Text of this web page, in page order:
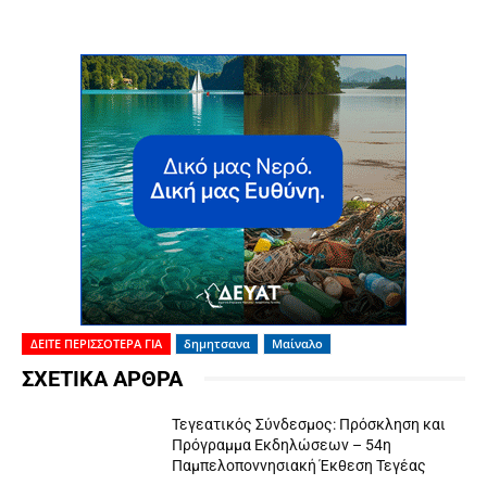
ΔΕΙΤΕ ΠΕΡΙΣΣΟΤΕΡΑ ΓΙΑ δημητσανα Μαίναλο
ΣΧΕΤΙΚΑ ΑΡΘΡΑ
Τεγεατικός Σύνδεσμος: Πρόσκληση και
Πρόγραμμα Εκδηλώσεων – 54η
Παμπελοποννησιακή Έκθεση Τεγέας